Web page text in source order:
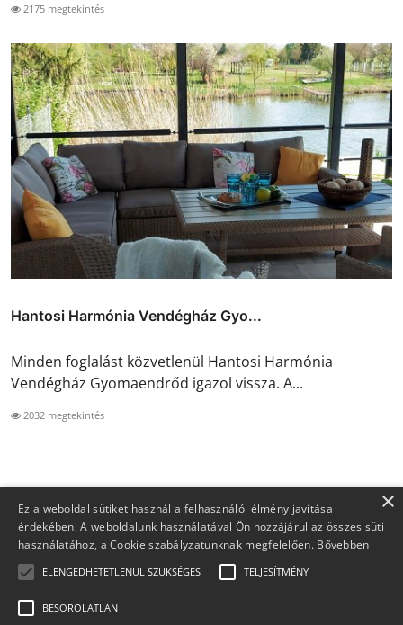
2175 megtekintés
Hantosi Harmónia Vendégház Gyo...
Minden foglalást közvetlenül Hantosi Harmónia
Vendégház Gyomaendrőd igazol vissza. A...
2032 megtekintés
Copyright 2026 Foglaljma.hu - Minden jog fenntartva.
×
Ez a weboldal sütiket használ a felhasználói élmény javítása
érdekében. A weboldalunk használatával Ön hozzájárul az összes süti
használatához, a Cookie szabályzatunknak megfelelően. Bővebben
ELENGEDHETETLENÜL SZÜKSÉGES TELJESÍTMÉNY
BESOROLATLAN